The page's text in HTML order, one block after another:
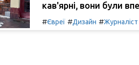
кав'ярні, вони були
#Євреї #Дизайн #Журналіст